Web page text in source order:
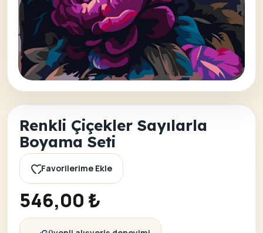
Renkli Çiçekler Sayılarla
Boyama Seti
Favorilerime Ekle
546,00 ₺